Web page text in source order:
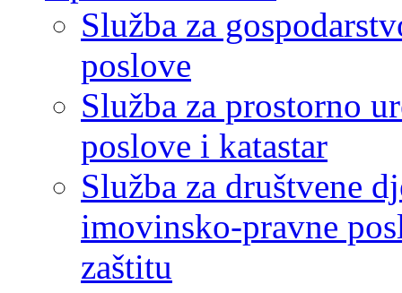
Služba za
poslove
Služba za prostorno
poslove i katastar
Služba za društvene
imovinsko-pravne
zaštitu